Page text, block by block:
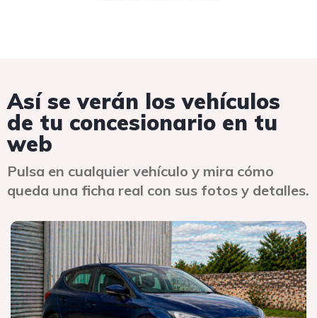
Así se verán los vehículos
de tu concesionario en tu
web
Pulsa en cualquier vehículo y mira cómo
queda una ficha real con sus fotos y detalles.